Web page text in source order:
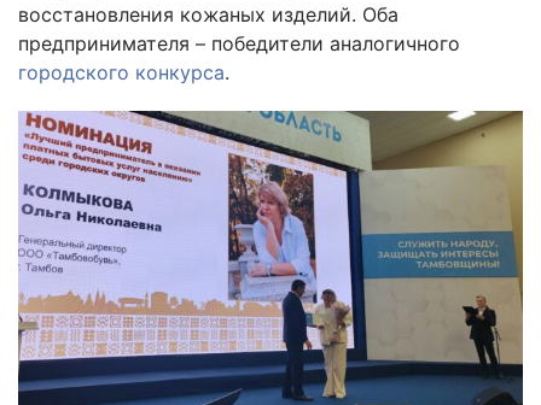
восстановления кожаных изделий. Оба
предпринимателя – победители аналогичного
городского конкурса.